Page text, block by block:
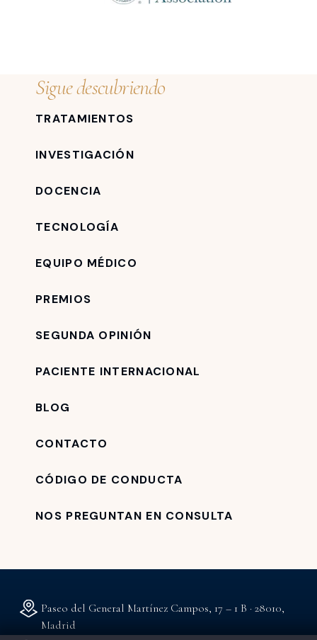
Sigue descubriendo
TRATAMIENTOS
INVESTIGACIÓN
DOCENCIA
TECNOLOGÍA
EQUIPO MÉDICO
PREMIOS
SEGUNDA OPINIÓN
PACIENTE INTERNACIONAL
BLOG
CONTACTO
CÓDIGO DE CONDUCTA
NOS PREGUNTAN EN CONSULTA
Paseo del General Martínez Campos, 17 – 1 B · 28010,
Madrid